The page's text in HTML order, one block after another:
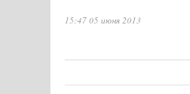
15:47 05 июня 2013